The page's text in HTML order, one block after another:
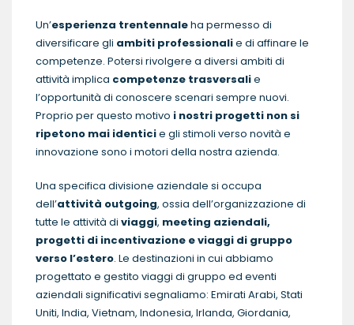
Un’esperienza trentennaleha permesso di
diversificare gli ambiti professionalie di affinare le
competenze. Potersi rivolgere a diversi ambiti di
attività implica competenze trasversalie
l’opportunità di conoscere scenari sempre nuovi.
Proprio per questo motivo i nostri progetti non si
ripetono mai identicie gli stimoli verso novità e
innovazione sono i motori della nostra azienda.
Una specifica divisione aziendale si occupa
dell’attività outgoing, ossia dell’organizzazione di
tutte le attività di viaggi, meeting aziendali,
progetti di incentivazione e viaggi di gruppo
verso l’estero. Le destinazioni in cui abbiamo
progettato e gestito viaggi di gruppo ed eventi
aziendali significativi segnaliamo: Emirati Arabi, Stati
Uniti, India, Vietnam, Indonesia, Irlanda, Giordania,